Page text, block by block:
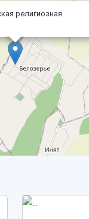
религиозная